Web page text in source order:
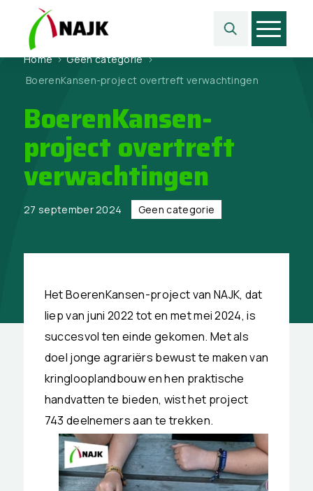
Home > Geen categorie >
BoerenKansen-project overtreft verwachtingen
BoerenKansen-
project overtreft
verwachtingen
27 september 2024 Geen categorie
Het BoerenKansen-project van NAJK, dat
liep van juni 2022 tot en met mei 2024, is
succesvol ten einde gekomen. Met als
doel jonge agrariërs bewust te maken van
kringlooplandbouw en hen praktische
handvatten te bieden, wist het project
743 deelnemers aan te trekken.